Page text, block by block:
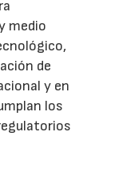
medio
de
y en
los